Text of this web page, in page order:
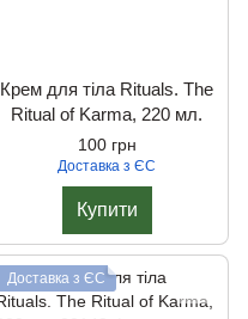
Крем для тіла Rituals. The
Ritual of Karma, 220 мл.
100 грн
Доставка з ЄС
Купити
Доставка з ЄС